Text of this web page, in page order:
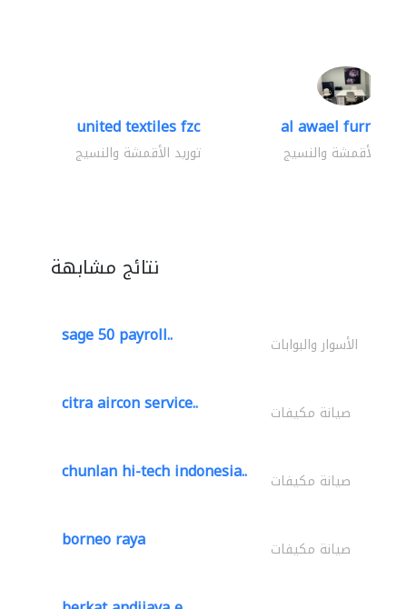
united textiles fzc
توريد الأقمشة والنسيج
al awael
الأقمشة والنسيج
نتائج مشابهة
sage 50 payroll.. الأسوار والبوابات
citra aircon service.. صيانة مكيفات
chunlan hi-tech indonesia.. صيانة مكيفات
borneo raya صيانة مكيفات